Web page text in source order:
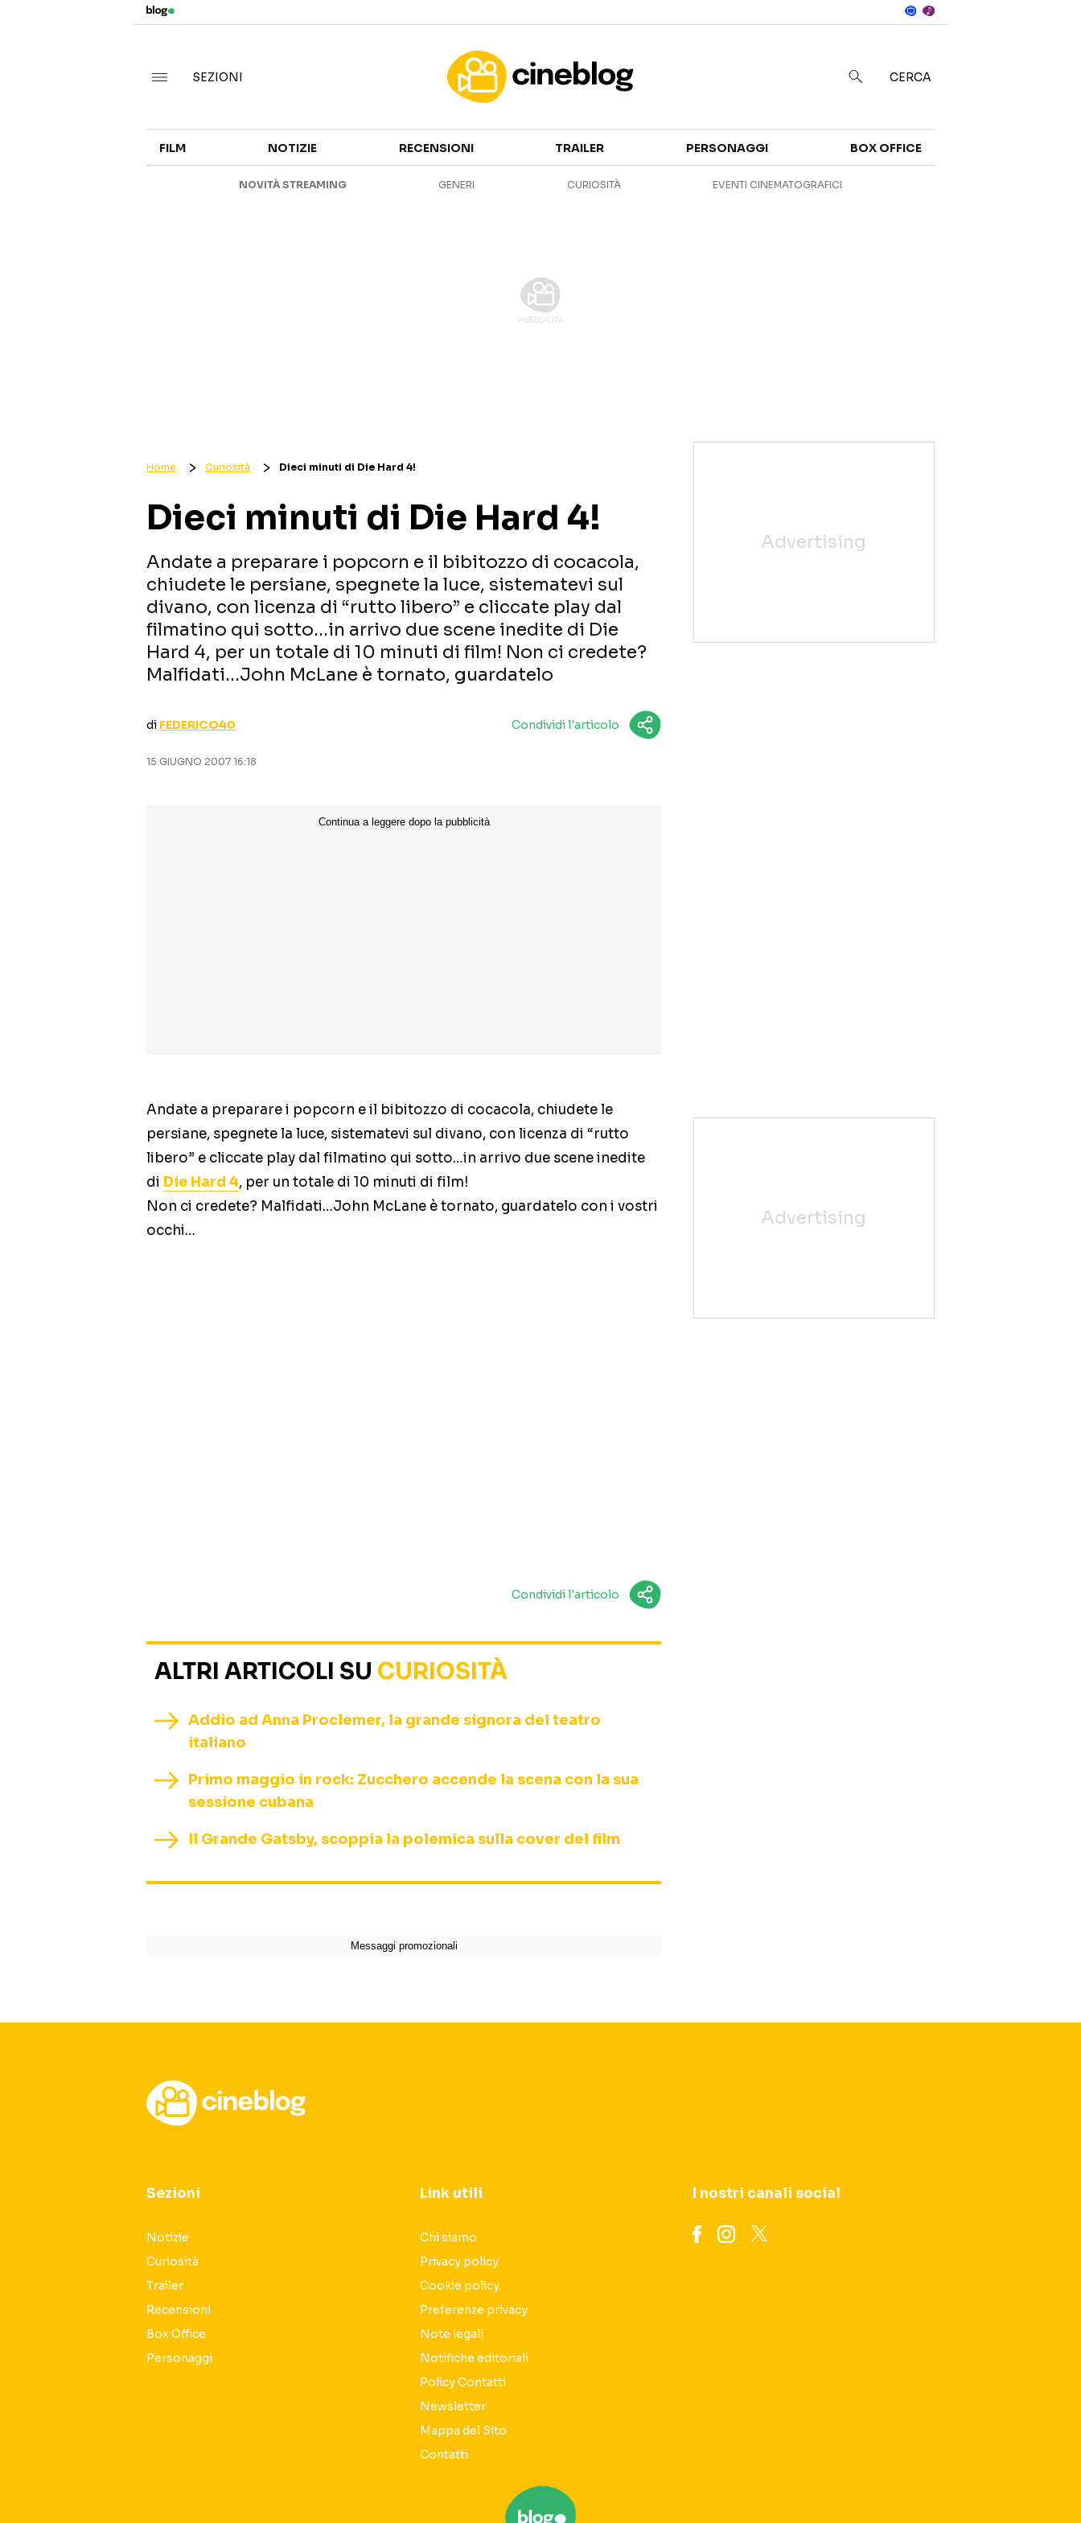
CANALI STREAMING
CURIOSITÀ
SEZIONI CERCA
FILM NOTIZIE RECENSIONI TRAILER PERSONAGGI BOX OFFICE
NOVITÀ STREAMING GENERI CURIOSITÀ EVENTI CINEMATOGRAFICI
Home Curiosità Dieci minuti di Die Hard 4!
Dieci minuti di Die Hard 4!
Andate a preparare i popcorn e il bibitozzo di cocacola,
chiudete le persiane, spegnete la luce, sistematevi sul
divano, con licenza di “rutto libero” e cliccate play dal
filmatino qui sotto…in arrivo due scene inedite di Die
Hard 4, per un totale di 10 minuti di film! Non ci credete?
Malfidati…John McLane è tornato, guardatelo
di FEDERICO40 Condividi l'articolo
15 GIUGNO 2007 16:18
Andate a preparare i popcorn e il bibitozzo di cocacola, chiudete le
persiane, spegnete la luce, sistematevi sul divano, con licenza di “rutto
libero” e cliccate play dal filmatino qui sotto…in arrivo due scene inedite
di Die Hard 4, per un totale di 10 minuti di film!
Non ci credete? Malfidati…John McLane è tornato, guardatelo con i vostri
occhi…
Condividi l'articolo
ALTRI ARTICOLI SU CURIOSITÀ
Addio ad Anna Proclemer, la grande signora del teatro
italiano
Primo maggio in rock: Zucchero accende la scena con la sua
sessione cubana
Il Grande Gatsby, scoppia la polemica sulla cover del film
Sezioni
Notizie
Curiosità
Trailer
Recensioni
Box Office
Personaggi
Link utili
Chi siamo
Privacy policy
Cookie policy
Preferenze privacy
Note legali
Notifiche editoriali
Policy Contatti
Newsletter
Mappa del Sito
Contatti
I nostri canali social